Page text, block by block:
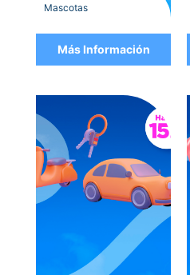
Mascotas
Más Información